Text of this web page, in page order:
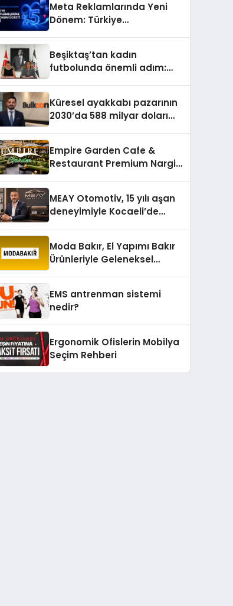
Meta Reklamlarında Yeni
Dönem: Türkiye
Beşiktaş’tan kadın
futbolunda önemli adım:
Gündoğdu kulüp hafızasını
geleceğe taşıyacak
Küresel ayakkabı pazarının
2030’da 588 milyar doları
Empire Garden Cafe &
Restaurant Premium Nargile
MEAY Otomotiv, 15 yılı aşan
deneyimiyle Kocaeli’de
Moda Bakır, El Yapımı Bakır
Ürünleriyle Geleneksel
EMS antrenman sistemi
nedir?
Ergonomik Ofislerin Mobilya
Seçim Rehberi